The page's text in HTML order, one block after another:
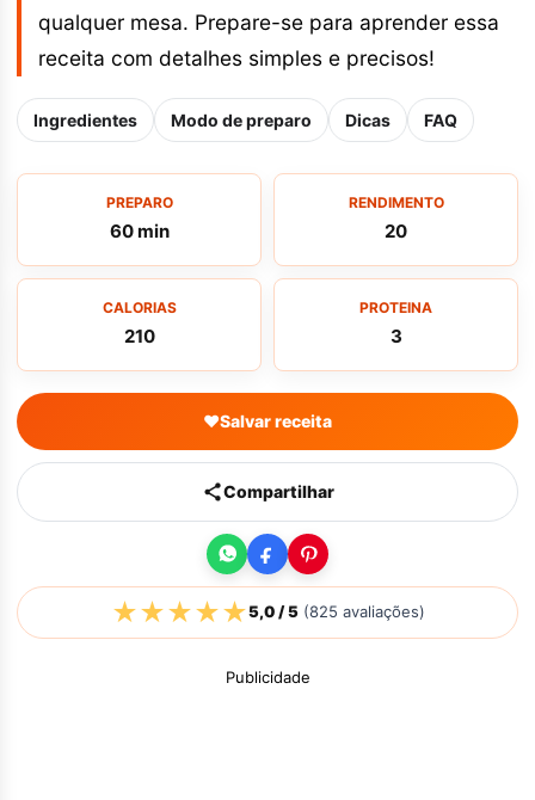
qualquer mesa. Prepare-se para aprender essa
receita com detalhes simples e precisos!
Ingredientes Modo de preparo Dicas FAQ
PREPARO
60 min
RENDIMENTO
20
CALORIAS
210
PROTEINA
3
♥Salvar receita
Compartilhar
★★★★★5,0/ 5(825 avaliações)
Publicidade